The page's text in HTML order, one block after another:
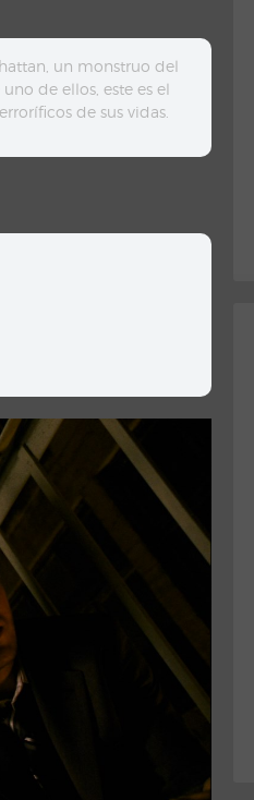
un monstruo del
de ellos, este es el
de sus vidas.